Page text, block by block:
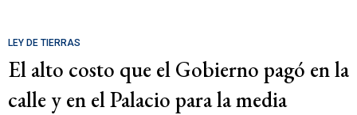
LEY DE TIERRAS
El alto costo que el Gobierno pagó en la
calle y en el Palacio para la media